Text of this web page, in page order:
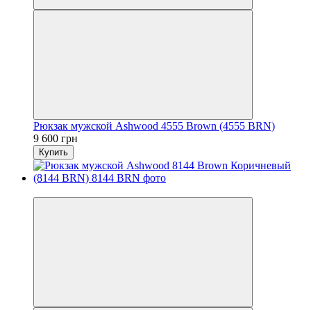
Рюкзак мужской Ashwood 4555 Brown (4555 BRN)
9 600 грн
Купить